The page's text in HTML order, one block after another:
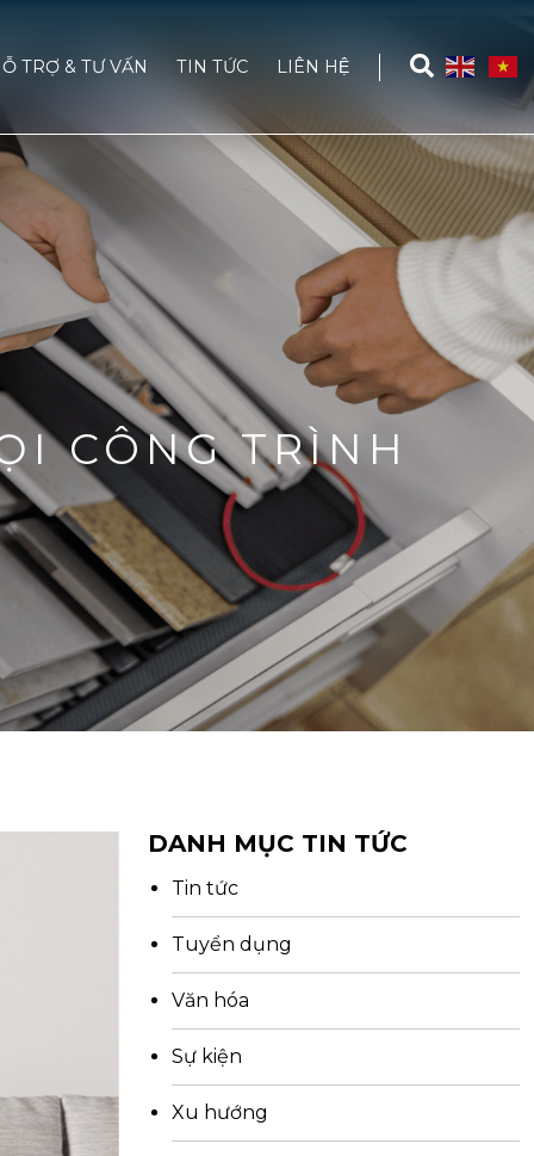
TRỢ & TƯ VẤN TIN TỨC LIÊN HỆ
CÔNG TRÌNH
DANH MỤC TIN TỨC
Tin tức
Tuyển dụng
Văn hóa
Sự kiện
Xu hướng